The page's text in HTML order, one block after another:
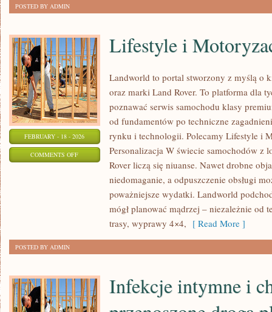
POSTED BY ADMIN
FEBRUARY - 18 - 2026
COMMENTS OFFON
LIFESTYLE
MOTORYZACJA
Lifestyle i
Landworld to portal stworzony z myślą o
oraz marki Land Rover. To platforma dla
poznawać serwis samochodu klasy
od fundamentów po techniczne
rynku i technologii. Polecamy Lifestyle i
Personalizacja W świecie samochodów z
Rover liczą się niuanse. Nawet drobne
niedomaganie, a odpuszczenie obsługi
poważniejsze wydatki. Landworld
mógł planować mądrzej – niezależnie od
trasy, wyprawy 4×4, [ Read More ]
POSTED BY ADMIN
Infekcje intymne i